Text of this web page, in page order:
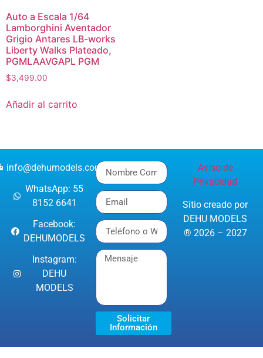
Auto a Escala 1/64
Lamborghini Aventador
Grigio Antares LB-works
Liberty Walks Plateado,
PGMLAAVGAPL PGM
$3,499.00
Añadir al carrito
info@dehumodels.com
WhatsApp: 55
8152 6641
Facebook:
DEHUMODELS
Instagram:
DEHU
MODELS
Solicitar
Información
Aviso de
Privacidad
Sitio creado por
DEHU MODELS
® 2026 – 2027